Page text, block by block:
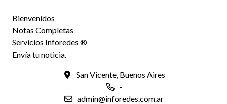
Bienvenidos
Notas Completas
Servicios Inforedes ®
Envía tu noticia.
San Vicente, Buenos Aires
-
admin@inforedes.com.ar